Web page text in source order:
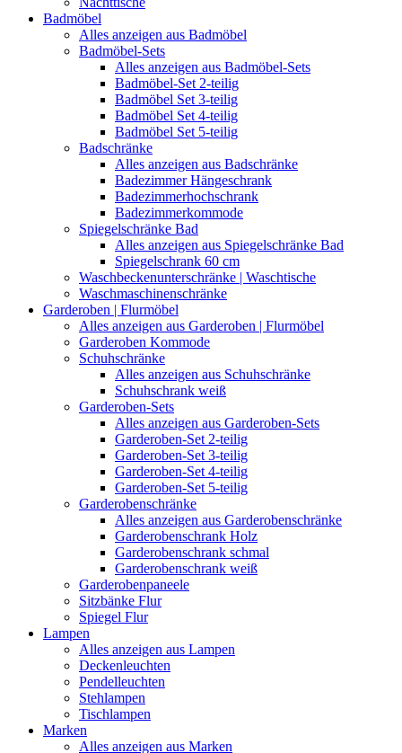
Badmöbel
Alles anzeigen aus Badmöbel
Badmöbel-Sets
Alles anzeigen aus Badmöbel-Sets
Badmöbel-Set 2-teilig
Badmöbel Set 3-teilig
Badmöbel Set 4-teilig
Badmöbel Set 5-teilig
Badschränke
Alles anzeigen aus Badschränke
Badezimmer Hängeschrank
Badezimmerhochschrank
Badezimmerkommode
Spiegelschränke Bad
Alles anzeigen aus Spiegelschränke Bad
Spiegelschrank 60 cm
Waschbeckenunterschränke | Waschtische
Waschmaschinenschränke
Garderoben | Flurmöbel
Alles anzeigen aus Garderoben | Flurmöbel
Garderoben Kommode
Schuhschränke
Alles anzeigen aus Schuhschränke
Schuhschrank weiß
Garderoben-Sets
Alles anzeigen aus Garderoben-Sets
Garderoben-Set 2-teilig
Garderoben-Set 3-teilig
Garderoben-Set 4-teilig
Garderoben-Set 5-teilig
Garderobenschränke
Alles anzeigen aus Garderobenschränke
Garderobenschrank Holz
Garderobenschrank schmal
Garderobenschrank weiß
Garderobenpaneele
Sitzbänke Flur
Spiegel Flur
Lampen
Alles anzeigen aus Lampen
Deckenleuchten
Pendelleuchten
Stehlampen
Tischlampen
Marken
Alles anzeigen aus Marken